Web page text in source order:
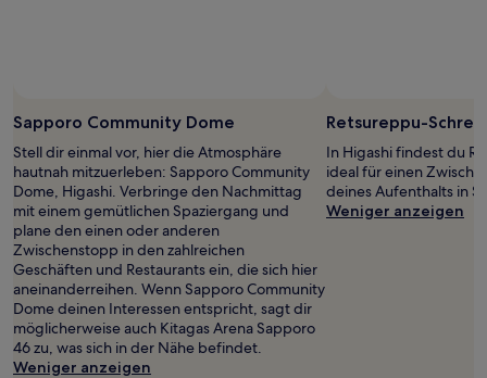
Sapporo Community Dome
Stell dir einmal vor, hier die Atmosphäre
hautnah mitzuerleben: Sapporo Community
Dome, Higashi. Verbringe den Nachmittag
mit einem gemütlichen Spaziergang und
plane den einen oder anderen
Zwischenstopp in den zahlreichen
Geschäften und Restaurants ein, die sich hier
aneinanderreihen. Wenn Sapporo Community
Dome deinen Interessen entspricht, sagt dir
möglicherweise auch Kitagas Arena Sapporo
46 zu, was sich in der Nähe befindet.
Weniger anzeigen
Retsureppu-Schrein
In Higashi findest du
ideal für einen
deines Aufenthalts in
Weniger anzeigen